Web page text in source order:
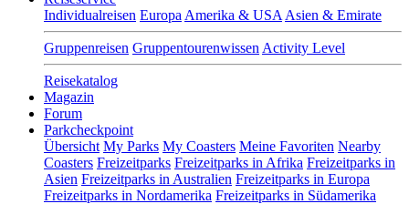
Individualreisen Europa Amerika & USA Asien & Emirate
Gruppenreisen Gruppentourenwissen Activity Level
Reisekatalog
Magazin
Forum
Parkcheckpoint
Übersicht My Parks My Coasters Meine Favoriten Nearby
Coasters Freizeitparks Freizeitparks in Afrika Freizeitparks in
Asien Freizeitparks in Australien Freizeitparks in Europa
Freizeitparks in Nordamerika Freizeitparks in Südamerika